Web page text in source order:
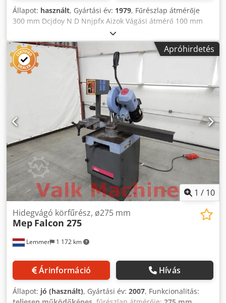
Állapot: használt, Gyártási év: 1979, Fűrészlap átmérője
300 mm Dcjdoy N D Nnjpfx Aizok Vágási átmérő 100 mm
Fűrészlap fordulatszámok 40 / 80 ford/perc Vágási
tartomány 90 foknál: négyzet 90 mm Vágási tartomány 90
foknál: kör 100 mm Teljes teljesítményigény 1,5 kW Gép
súlya kb. 0,5 t Hidegvágó körfűrész - Gérvágás egyoldalon
45 fokig
Apróhirdetés
1 / 10
Lemmer 1 172 km
Hidegvágó körfűrész, ø275 mm
Mep Falcon 275
Árinformáció Hívás
Állapot: jó (használt), Gyártási év: 2007, Funkcionalitás: